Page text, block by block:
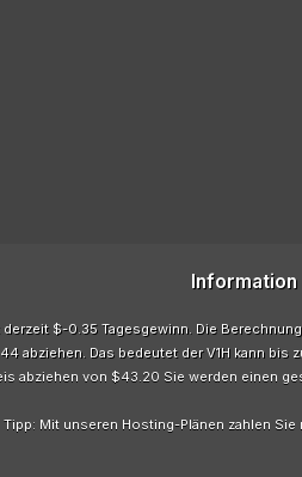
Information
derzeit $-0.35 Tagesgewinn. Die
abziehen. Das bedeutet der V1H kann bis
abziehen von $43.20 Sie werden einen
Tipp: Mit unseren Hosting-Plänen zahlen Sie